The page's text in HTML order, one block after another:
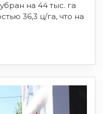
на 44 тыс. га
36,3 ц/га, что на